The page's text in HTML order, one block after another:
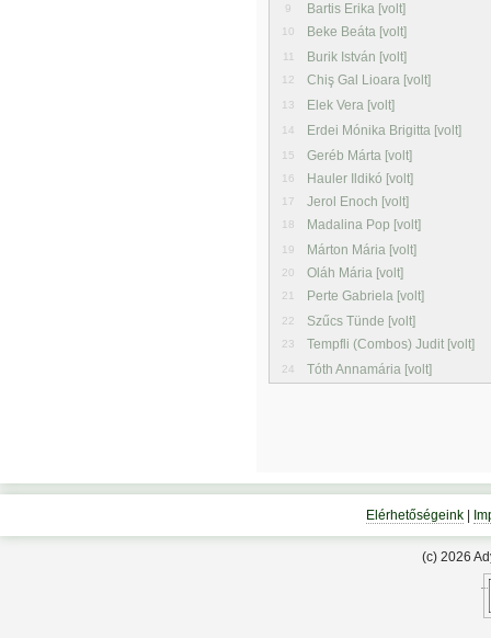
9 Bartis Erika [volt]
10 Beke Beáta [volt]
11 Burik István [volt]
12 Chiş Gal Lioara [volt]
13 Elek Vera [volt]
14 Erdei Mónika Brigitta [volt]
15 Geréb Márta [volt]
16 Hauler Ildikó [volt]
17 Jerol Enoch [volt]
18 Madalina Pop [volt]
19 Márton Mária [volt]
20 Oláh Mária [volt]
21 Perte Gabriela [volt]
22 Szűcs Tünde [volt]
23 Tempfli (Combos) Judit [volt]
24 Tóth Annamária [volt]
Elérhetőségeink|
(c) 2026